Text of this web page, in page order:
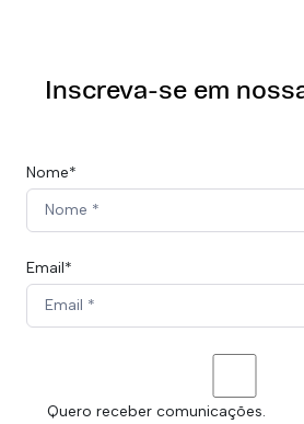
Inscreva-se em
Nome*
Email*
Quero receber comunicações.